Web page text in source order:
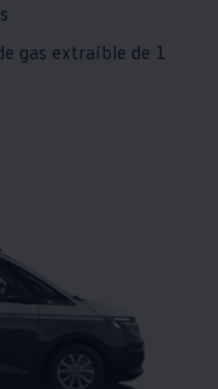
gas extraíble de 1